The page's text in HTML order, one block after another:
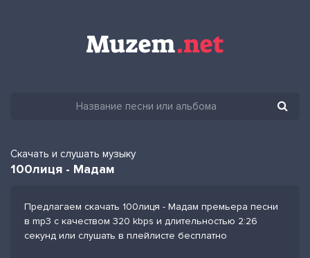
Скачать и слушать музыку
100лиця - Мадам
Предлагаем скачать 100лиця - Мадам премьера песни
в mp3 с качеством 320 kbps и длительностью 2:26
секунд или слушать в плейлисте бесплатно